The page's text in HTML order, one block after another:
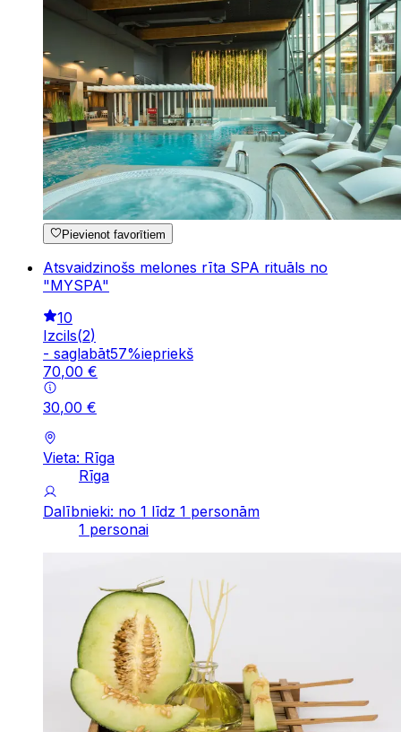
Pievienot favorītiem
Atsvaidzinošs melones rīta SPA rituāls no
"MYSPA"
10
Izcils(2)
- saglabāt57%iepriekš
70,00 €
30,00 €
Vieta: Rīga
Rīga
Dalībnieki: no 1 līdz 1 personām
1 personai